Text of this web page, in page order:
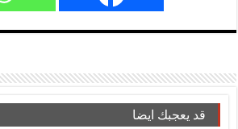
قد يعجبك ايضا